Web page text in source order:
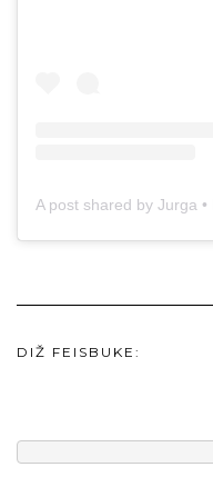
DIŽ FEISBUKE: